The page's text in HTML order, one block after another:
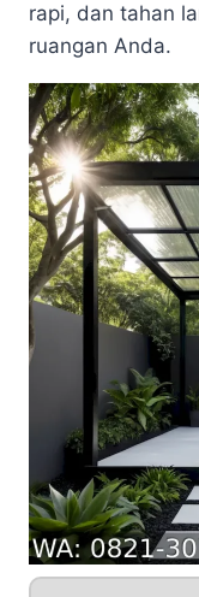
rapi, dan tahan
ruangan Anda.